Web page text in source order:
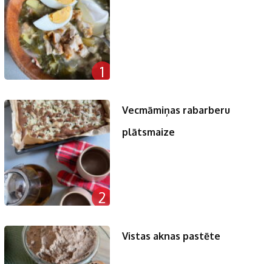
1
2
Vecmāmiņas rabarberu
plātsmaize
Vistas aknas pastēte